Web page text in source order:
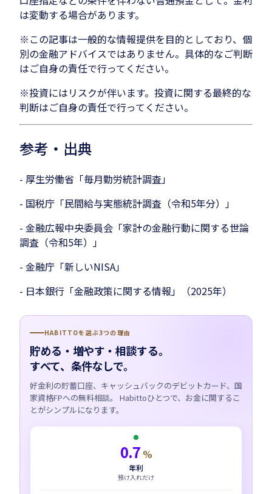
は変動する場合があります。
※この記事は一般的な情報提供を目的としており、個
別の金融アドバイスではありません。具体的なご判断
はご自身の責任で行ってください。
※投資にはリスクが伴います。投資に関する最終的な
判断はご自身の責任で行ってください。
参考・出典
- 厚生労働省「毎月勤労統計調査」
- 国税庁「民間給与実態統計調査（令和5年分）」
- 金融広報中央委員会「家計の金融行動に関する世論
調査（令和5年）」
- 金融庁「新しいNISA」
- 日本銀行「金融政策に関する情報」（2025年）
HABITTOを選ぶ3つの理由
貯める・増やす・相談する。
すべて、条件なしで。
好金利の貯蓄口座、キャッシュバックのデビットカード、国
家資格FPへの無料相談。 Habittoひとつで、お金に関するこ
とがシンプルになります。
0.7 %
年利
預け入れだけ